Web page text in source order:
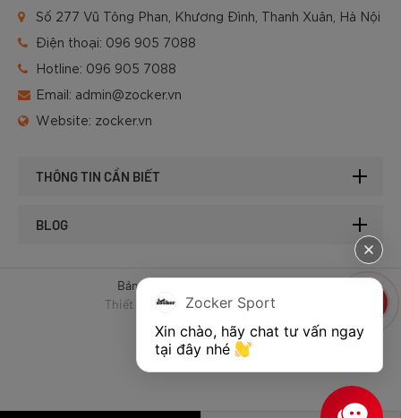
Số 277 Vũ Tông Phan, Khương Đình, Thanh Xuân, Hà Nội
Điện thoại: 096 905 7088
Hotline: 096 905 7088
Email: admin@zocker.vn
Website: zocker.vn
THÔNG TIN CẦN BIẾT
BLOG
Bản quyền © 2025 của Zocker.
Thiết kế website & SEO - Tất Thành
Zocker Sport
Xin chào, hãy chat tư vấn ngay
tại đây nhé